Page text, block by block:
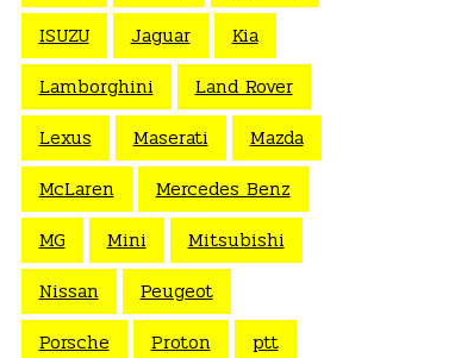
ISUZU
Jaguar
Kia
Lamborghini
Land Rover
Lexus
Maserati
Mazda
McLaren
Mercedes Benz
MG
Mini
Mitsubishi
Nissan
Peugeot
Porsche
Proton
ptt